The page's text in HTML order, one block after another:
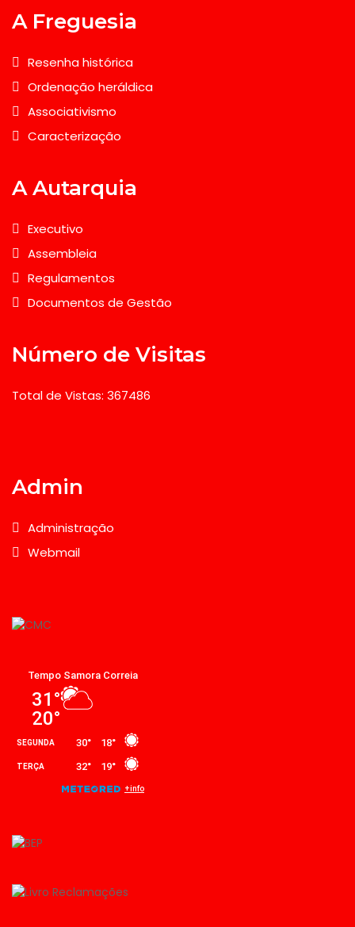
A Freguesia
Resenha histórica
Ordenação heráldica
Associativismo
Caracterização
A Autarquia
Executivo
Assembleia
Regulamentos
Documentos de Gestão
Número de Visitas
Total de Vistas: 367486
Admin
Administração
Webmail